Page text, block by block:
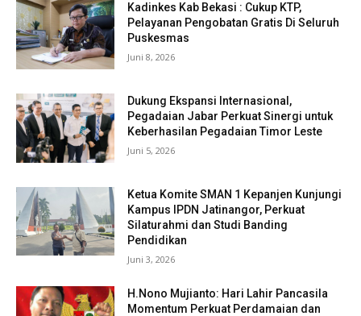
Kadinkes Kab Bekasi : Cukup KTP,
Pelayanan Pengobatan Gratis Di Seluruh
Puskesmas
Juni 8, 2026
Dukung Ekspansi Internasional,
Pegadaian Jabar Perkuat Sinergi untuk
Keberhasilan Pegadaian Timor Leste
Juni 5, 2026
Ketua Komite SMAN 1 Kepanjen Kunjungi
Kampus IPDN Jatinangor, Perkuat
Silaturahmi dan Studi Banding
Pendidikan
Juni 3, 2026
H.Nono Mujianto: Hari Lahir Pancasila
Momentum Perkuat Perdamaian dan